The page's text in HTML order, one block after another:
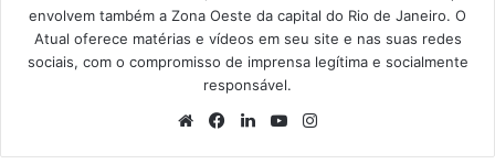
envolvem também a Zona Oeste da capital do Rio de Janeiro. O
Atual oferece matérias e vídeos em seu site e nas suas redes
sociais, com o compromisso de imprensa legítima e socialmente
responsável.
We
Fa
Lin
Yo